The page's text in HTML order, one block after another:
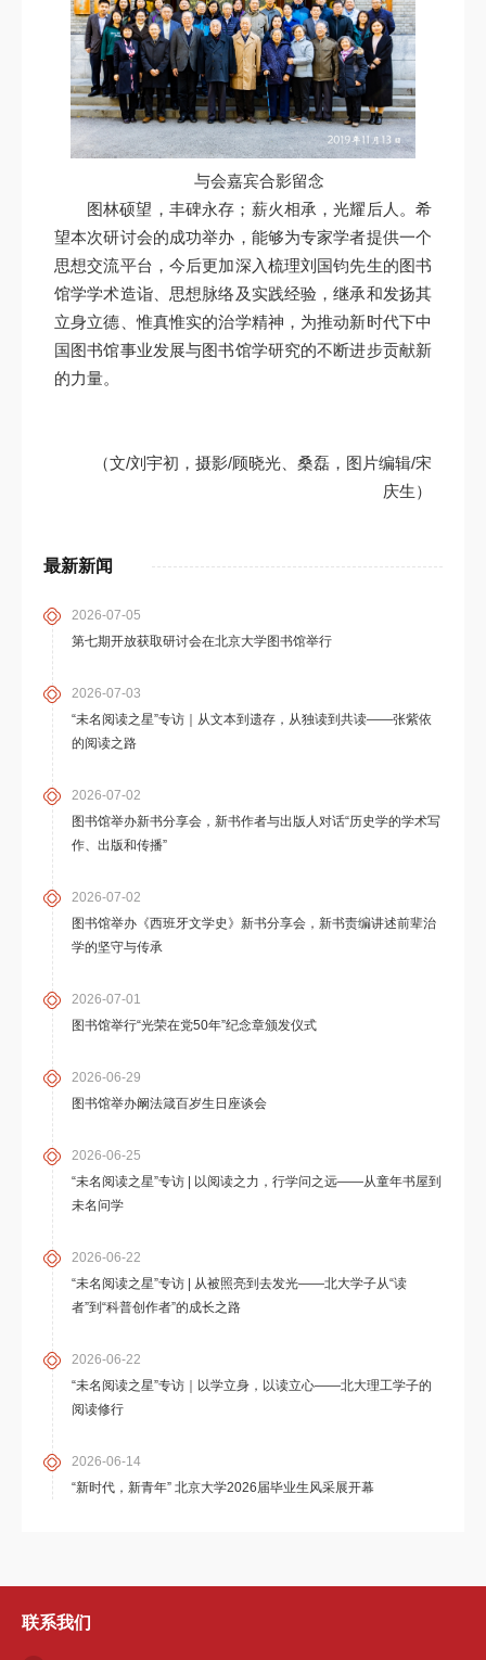
最新新闻
2026-07-05
第七期开放获取研讨会在北京大学图书馆举行
2026-07-03
“未名阅读之星”专访｜从文本到遗存，从独读到共读——张紫依
的阅读之路
2026-07-02
图书馆举办新书分享会，新书作者与出版人对话“历史学的学术写
作、出版和传播”
2026-07-02
图书馆举办《西班牙文学史》新书分享会，新书责编讲述前辈治
学的坚守与传承
2026-07-01
图书馆举行“光荣在党50年”纪念章颁发仪式
2026-06-29
图书馆举办阚法箴百岁生日座谈会
2026-06-25
“未名阅读之星”专访 | 以阅读之力，行学问之远——从童年书屋到
未名问学
2026-06-22
“未名阅读之星”专访 | 从被照亮到去发光——北大学子从“读
者”到“科普创作者”的成长之路
2026-06-22
“未名阅读之星”专访｜以学立身，以读立心——北大理工学子的
阅读修行
2026-06-14
“新时代，新青年” 北京大学2026届毕业生风采展开幕
与会嘉宾合影留念
图林硕望，丰碑永存；薪火相承，光耀后人。希
望本次研讨会的成功举办，能够为专家学者提供一个
思想交流平台，今后更加深入梳理刘国钧先生的图书
馆学学术造诣、思想脉络及实践经验，继承和发扬其
立身立德、惟真惟实的治学精神，为推动新时代下中
国图书馆事业发展与图书馆学研究的不断进步贡献新
的力量。
（文/刘宇初，摄影/顾晓光、桑磊，图片编辑/宋
庆生）
联系我们